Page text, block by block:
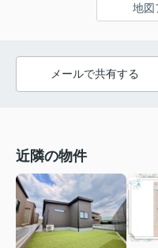
地図
メールで共有する
近隣の物件